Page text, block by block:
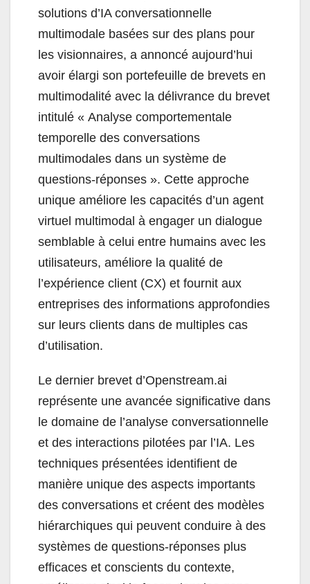
solutions d’IA conversationnelle
multimodale basées sur des plans pour
les visionnaires, a annoncé aujourd’hui
avoir élargi son portefeuille de brevets en
multimodalité avec la délivrance du brevet
intitulé « Analyse comportementale
temporelle des conversations
multimodales dans un système de
questions-réponses ». Cette approche
unique améliore les capacités d’un agent
virtuel multimodal à engager un dialogue
semblable à celui entre humains avec les
utilisateurs, améliore la qualité de
l’expérience client (CX) et fournit aux
entreprises des informations approfondies
sur leurs clients dans de multiples cas
d’utilisation.
Le dernier brevet d’Openstream.ai
représente une avancée significative dans
le domaine de l’analyse conversationnelle
et des interactions pilotées par l’IA. Les
techniques présentées identifient de
manière unique des aspects importants
des conversations et créent des modèles
hiérarchiques qui peuvent conduire à des
systèmes de questions-réponses plus
efficaces et conscients du contexte,